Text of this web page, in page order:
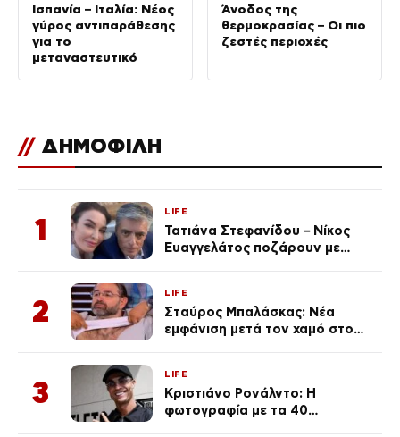
Ισπανία – Ιταλία: Νέος
γύρος αντιπαράθεσης
για το
μεταναστευτικό
Άνοδος της
θερμοκρασίας – Οι πιο
ζεστές περιοχές
// ΔΗΜΟΦΙΛΗ
1
LIFE
Τατιάνα Στεφανίδου – Νίκος
Ευαγγελάτος ποζάρουν με
2
LIFE
Σταύρος Μπαλάσκας: Νέα
εμφάνιση μετά τον χαμό στο
3
LIFE
Κριστιάνο Ρονάλντο: Η
φωτογραφία με τα 40